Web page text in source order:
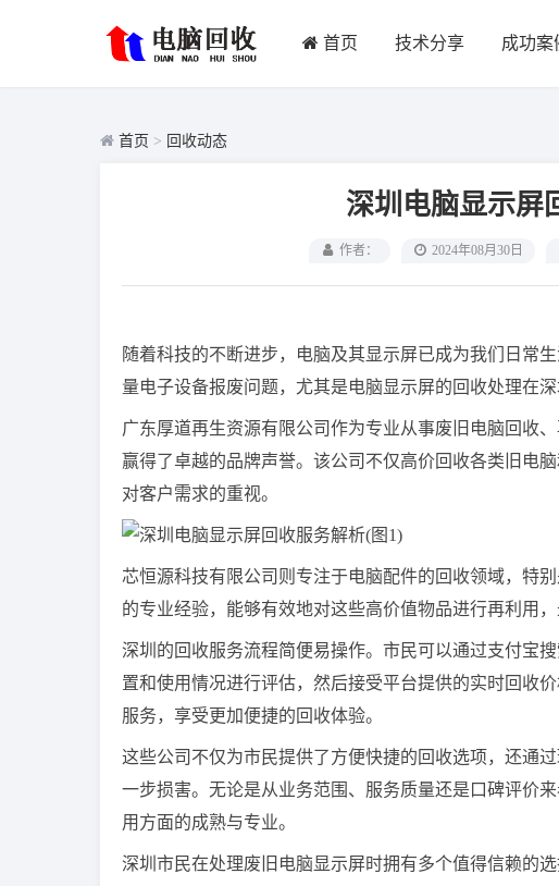
首页 技术分享 成功案
首页 > 回收动态
深圳电脑显示屏
作者： 2024年08月30日
随着科技的不断进步，电脑及其显示屏已成为我们日常
量电子设备报废问题，尤其是电脑显示屏的回收处理在深
广东厚道再生资源有限公司作为专业从事废旧电脑回收
赢得了卓越的品牌声誉。该公司不仅高价回收各类旧电
对客户需求的重视。
芯恒源科技有限公司则专注于电脑配件的回收领域，特
的专业经验，能够有效地对这些高价值物品进行再利用
深圳的回收服务流程简便易操作。市民可以通过支付宝
置和使用情况进行评估，然后接受平台提供的实时回收
服务，享受更加便捷的回收体验。
这些公司不仅为市民提供了方便快捷的回收选项，还通
一步损害。无论是从业务范围、服务质量还是口碑评价
用方面的成熟与专业。
深圳市民在处理废旧电脑显示屏时拥有多个值得信赖的